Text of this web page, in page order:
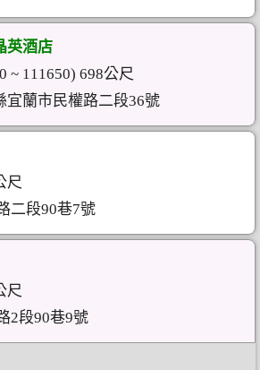
英酒店
~ 111650) 698公尺
宜蘭市民權路二段36號
尺
二段90巷7號
尺
2段90巷9號